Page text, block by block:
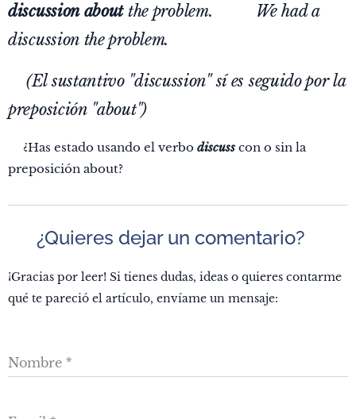
discussion aboutthe problem.
We had a
discussion the problem.
(El sustantivo "discussion" sí es seguido por la
preposición "about")
🤔¿Has estado usando el verbo discuss con o sin la
preposición about?
💬 ¿Quieres dejar un comentario?
¡Gracias por leer! Si tienes dudas, ideas o quieres contarme
qué te pareció el artículo, envíame un mensaje:
Nombre